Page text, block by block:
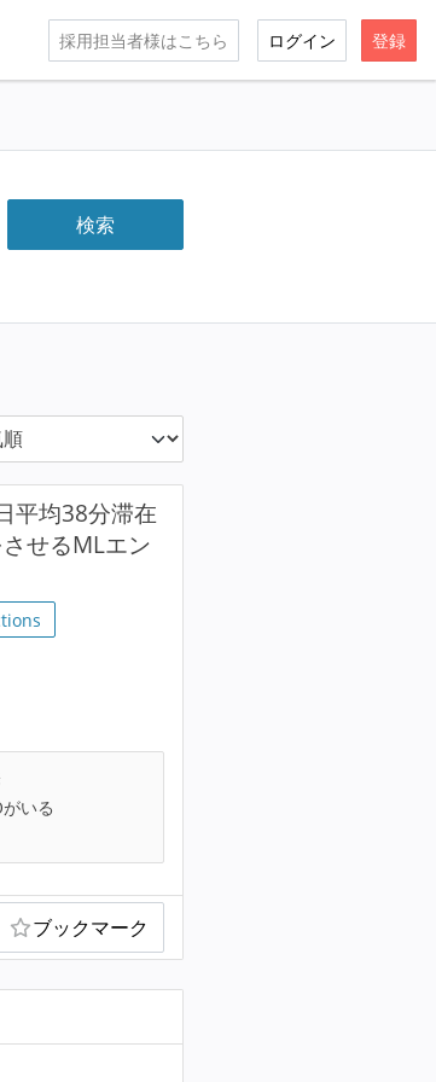
採用担当者様はこちら ログイン 登録
平均38分滞在
せるMLエン
がいる
ブックマーク